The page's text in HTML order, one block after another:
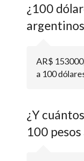
¿100
AR$
a 100
¿Y
100